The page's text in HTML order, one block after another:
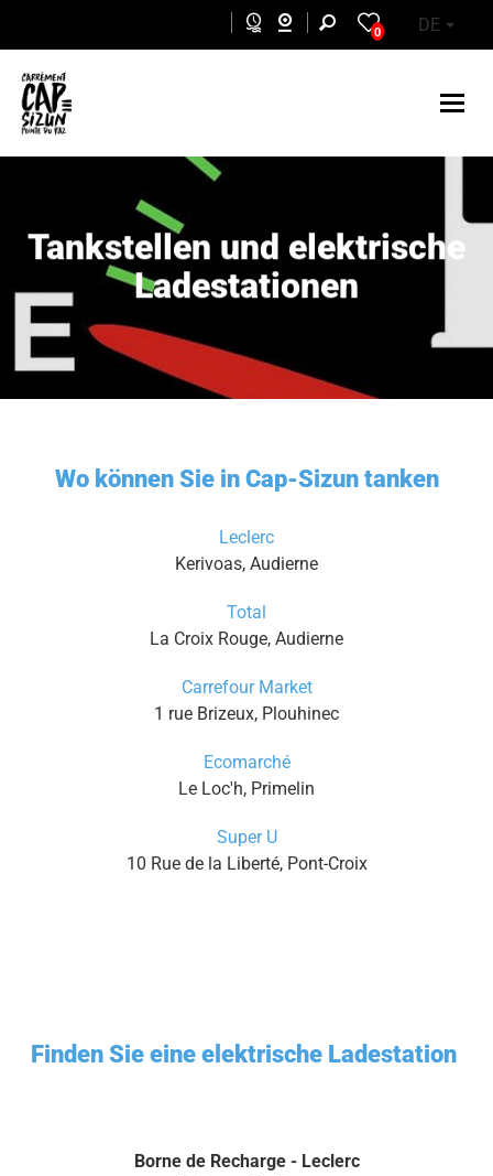
0 DE
Tankstellen und elektrische
Ladestationen
Wo können Sie in Cap-Sizun tanken
Leclerc
Kerivoas, Audierne
Total
La Croix Rouge, Audierne
Carrefour Market
1 rue Brizeux, Plouhinec
Ecomarché
Le Loc'h, Primelin
Super U
10 Rue de la Liberté, Pont-Croix
Finden Sie eine elektrische Ladestation
Borne de Recharge - Leclerc